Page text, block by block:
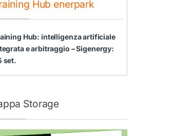
Hub enerpark
Hub: intelligenza artificiale
e arbitraggio – Sigenergy:
set.
Storage